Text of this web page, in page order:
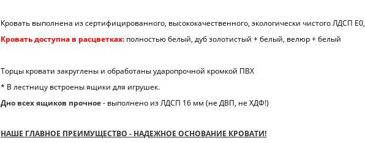
Кровать выполнена из сертифицированного, высококачественного, экологически чистого ЛДСП
Кровать доступна в расцветках: полностью белый, дуб золотистый + белый, велюр + белый
Торцы кровати закруглены и обработаны ударопрочной кромкой ПВХ
* В лестницу встроены ящики для игрушек.
Дно всех ящиков прочное- выполнено из ЛДСП 16 мм (не ДВП, не ХДФ!)
НАШЕ ГЛАВНОЕ ПРЕИМУЩЕСТВО - НАДЕЖНОЕ ОСНОВАНИЕ КРОВАТИ!